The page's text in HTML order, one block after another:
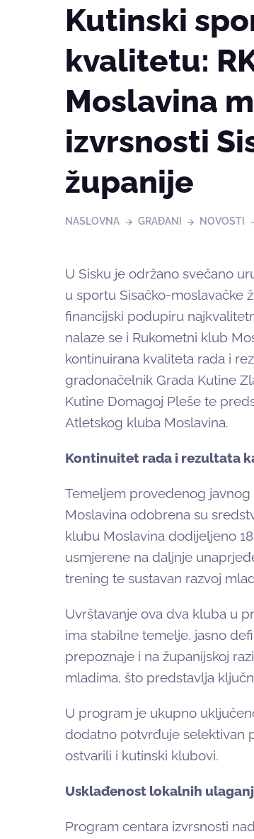
Kutinski
kvalitetu:
Moslavina
izvrsnosti
županije
NASLOVNA GRAĐANI NOVOSTI
U Sisku je održano svečano
u sportu Sisačko-moslavačke
financijski podupiru
nalaze se i Rukometni klub
kontinuirana kvaliteta rada i
gradonačelnik Grada Kutine
Kutine Domagoj Pleše te
Atletskog kluba Moslavina.
Kontinuitet rada i rezultata
Temeljem provedenog
Moslavina odobrena su
klubu Moslavina dodijeljeno
usmjerene na daljnje
trening te sustavan razvoj
Uvrštavanje ova dva kluba u
ima stabilne temelje, jasno
prepoznaje i na županijskoj
mladima, što predstavlja
U program je ukupno
dodatno potvrđuje selektivan
ostvarili i kutinski klubovi.
Usklađenost lokalnih
Program centara izvrsnosti